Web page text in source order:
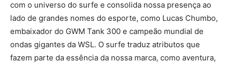
com o universo do surfe e consolida nossa presença ao
lado de grandes nomes do esporte, como Lucas Chumbo,
embaixador do GWM Tank 300 e campeão mundial de
ondas gigantes da WSL. O surfe traduz atributos que
fazem parte da essência da nossa marca, como aventura,